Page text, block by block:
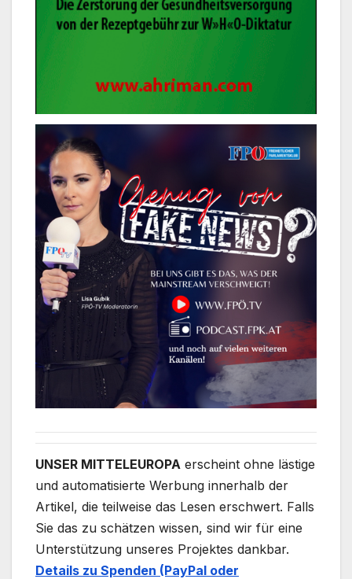
UNSER MITTELEUROPA erscheint ohne lästige
und automatisierte Werbung innerhalb der
Artikel, die teilweise das Lesen erschwert. Falls
Sie das zu schätzen wissen, sind wir für eine
Unterstützung unseres Projektes dankbar.
Details zu Spenden (PayPal oder